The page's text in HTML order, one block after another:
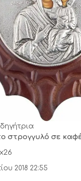
στρογγυλό σε
2018 22:55